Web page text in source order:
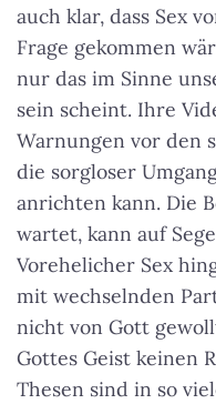
auch klar, dass Sex
Frage gekommen
nur das im Sinne
sein scheint. Ihre
Warnungen vor den
die sorgloser
anrichten kann. Die
wartet, kann auf
Vorehelicher Sex
mit wechselnden
nicht von Gott
Gottes Geist keinen
Thesen sind in so